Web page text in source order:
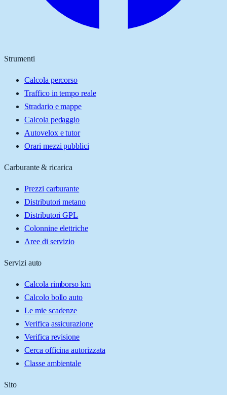
Strumenti
Calcola percorso
Traffico in tempo reale
Stradario e mappe
Calcola pedaggio
Autovelox e tutor
Orari mezzi pubblici
Carburante & ricarica
Prezzi carburante
Distributori metano
Distributori GPL
Colonnine elettriche
Aree di servizio
Servizi auto
Calcola rimborso km
Calcolo bollo auto
Le mie scadenze
Verifica assicurazione
Verifica revisione
Cerca officina autorizzata
Classe ambientale
Sito